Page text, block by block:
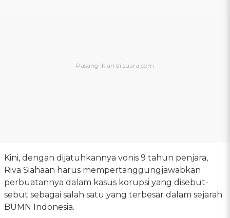
Kini, dengan dijatuhkannya vonis 9 tahun penjara,
Riva Siahaan harus mempertanggungjawabkan
perbuatannya dalam kasus korupsi yang disebut-
sebut sebagai salah satu yang terbesar dalam sejarah
BUMN Indonesia.